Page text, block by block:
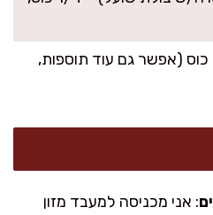
לציפוי – 1 כוס (אפשר גם עוד תוספות,
: אני מכניסה למעבד מזון